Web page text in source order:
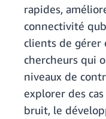
rapides,
connectivité
clients de gérer
chercheurs qui
niveaux de
explorer des
bruit, le